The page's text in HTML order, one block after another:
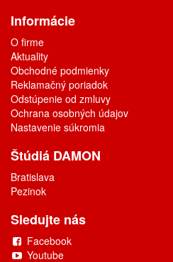
Informácie
O firme
Aktuality
Obchodné podmienky
Reklamačný poriadok
Odstúpenie od zmluvy
Ochrana osobných údajov
Nastavenie súkromia
Štúdiá DAMON
Bratislava
Pezinok
Sledujte nás
Facebook
Youtube